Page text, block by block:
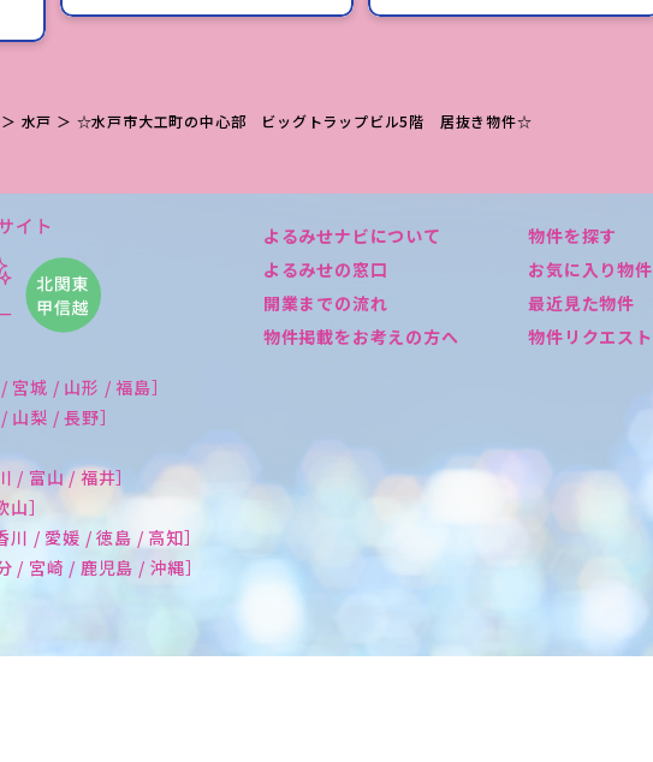
＞ 水戸 ＞ ☆水戸市大工町の中心部 ビッグトラップビル5階 居抜き物件☆
城 / 山形 / 福島］
梨 / 長野］
/ 富山 / 福井］
］
/ 愛媛 / 徳島 / 高知］
/ 宮崎 / 鹿児島 / 沖縄］
よるみせナビについて
よるみせの窓口
開業までの流れ
物件掲載をお考えの方へ
物件を探す
お気に入り物件
最近見た物件
物件リクエスト